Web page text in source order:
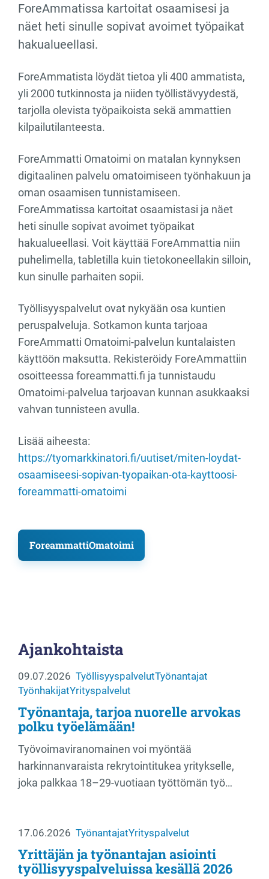
ForeAmmatissa kartoitat osaamisesi ja
näet heti sinulle sopivat avoimet työpaikat
hakualueellasi.
ForeAmmatista löydät tietoa yli 400 ammatista,
yli 2000 tutkinnosta ja niiden työllistävyydestä,
tarjolla olevista työpaikoista sekä ammattien
kilpailutilanteesta.
ForeAmmatti Omatoimi on matalan kynnyksen
digitaalinen palvelu omatoimiseen työnhakuun ja
oman osaamisen tunnistamiseen.
ForeAmmatissa kartoitat osaamistasi ja näet
heti sinulle sopivat avoimet työpaikat
hakualueellasi. Voit käyttää ForeAmmattia niin
puhelimella, tabletilla kuin tietokoneellakin silloin,
kun sinulle parhaiten sopii.
Työllisyyspalvelut ovat nykyään osa kuntien
peruspalveluja. Sotkamon kunta tarjoaa
ForeAmmatti Omatoimi-palvelun kuntalaisten
käyttöön maksutta. Rekisteröidy ForeAmmattiin
osoitteessa foreammatti.fi ja tunnistaudu
Omatoimi-palvelua tarjoavan kunnan asukkaaksi
vahvan tunnisteen avulla.
Lisää aiheesta:
https://tyomarkkinatori.fi/uutiset/miten-loydat-
osaamiseesi-sopivan-tyopaikan-ota-kayttoosi-
foreammatti-omatoimi
ForeammattiOmatoimi
Ajankohtaista
09.07.2026 TyöllisyyspalvelutTyönantajat
TyönhakijatYrityspalvelut
Työnantaja, tarjoa nuorelle arvokas
polku työelämään!
Työvoimaviranomainen voi myöntää
harkinnanvaraista rekrytointitukea yritykselle,
joka palkkaa 18–29-vuotiaan työttömän työ…
17.06.2026 TyönantajatYrityspalvelut
Yrittäjän ja työnantajan asiointi
työllisyyspalveluissa kesällä 2026